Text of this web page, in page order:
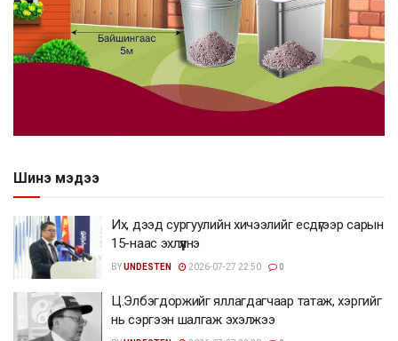
Шинэ мэдээ
Их, дээд сургуулийн хичээлийг есдүгээр сарын
15-наас эхлүүлнэ
BYUNDESTEN 2026-07-27 22:50 0
Ц.Элбэгдоржийг яллагдагчаар татаж, хэргийг
нь сэргээн шалгаж эхэлжээ